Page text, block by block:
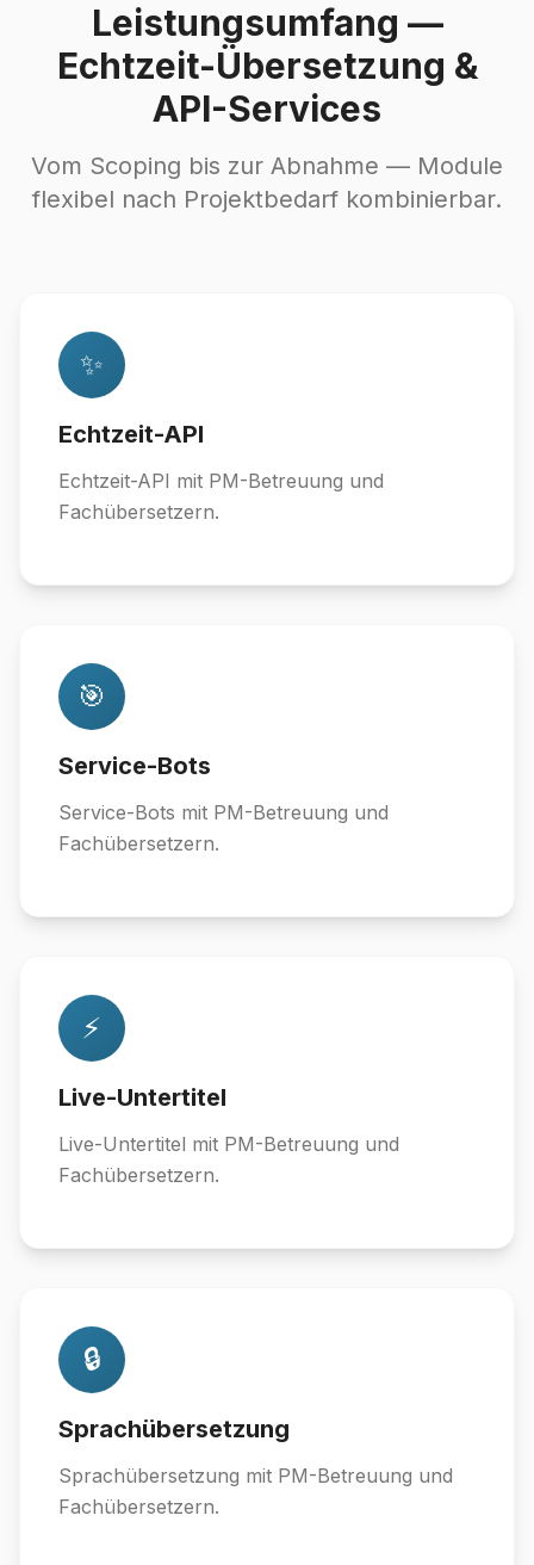
Leistungsumfang —
Echtzeit-Übersetzung &
API-Services
Vom Scoping bis zur Abnahme — Module
flexibel nach Projektbedarf kombinierbar.
✨
Echtzeit-API
Echtzeit-API mit PM-Betreuung und
Fachübersetzern.
🎯
Service-Bots
Service-Bots mit PM-Betreuung und
Fachübersetzern.
⚡
Live-Untertitel
Live-Untertitel mit PM-Betreuung und
Fachübersetzern.
🔒
Sprachübersetzung
Sprachübersetzung mit PM-Betreuung und
Fachübersetzern.